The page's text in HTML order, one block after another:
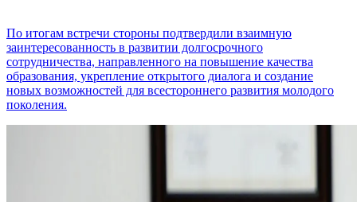
По итогам встречи стороны подтвердили взаимную
заинтересованность в развитии долгосрочного
сотрудничества, направленного на повышение качества
образования, укрепление открытого диалога и создание
новых возможностей для всестороннего развития молодого
поколения.